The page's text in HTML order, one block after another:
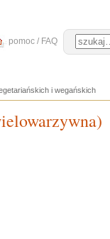
pomoc / FAQ
i wegańskich